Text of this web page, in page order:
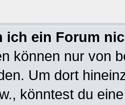
ich ein Forum
können nur von
Um dort
könntest du